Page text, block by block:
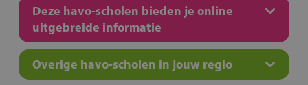
Deze havo-scholen bieden je online
uitgebreide informatie
Overige havo-scholen in jouw regio